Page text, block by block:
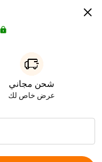
شحن مجاني
عرض خاص لك